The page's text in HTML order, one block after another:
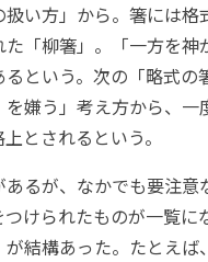
い方」から。箸には
「柳箸」。「一方を
という。次の「略式
嫌う」考え方から、
とされるという。
るが、なかでも要注
けられたものが一覧
結構あった。たとえ